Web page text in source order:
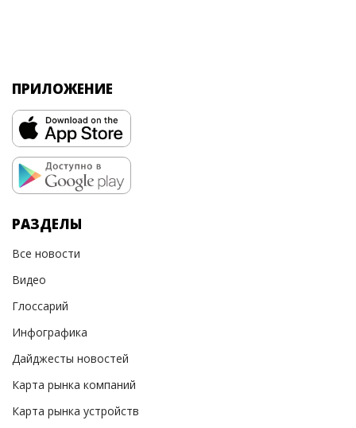
ПРИЛОЖЕНИЕ
РАЗДЕЛЫ
Все новости
Видео
Глоссарий
Инфографика
Дайджесты новостей
Карта рынка компаний
Карта рынка устройств